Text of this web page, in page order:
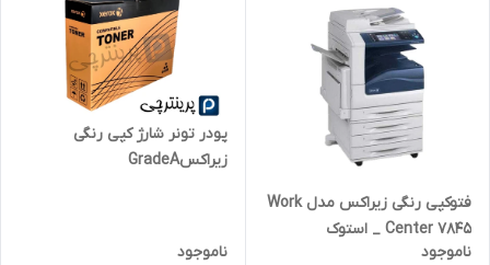
فتوکپی رنگی زیراکس مدل Work
Center 7845 _ استوک
ناموجود
پودر تونر شارژ کپی رنگی
زیراکسGradeA
ناموجود